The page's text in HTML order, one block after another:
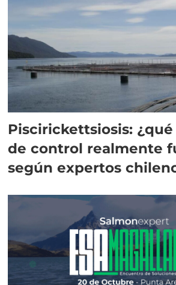
Piscirickettsiosis:
de control realmente
según expertos